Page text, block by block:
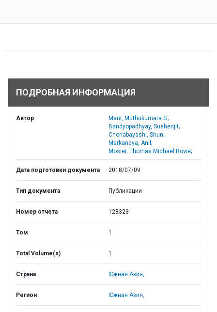
ПОДРОБНАЯ ИНФОРМАЦИЯ
Автор
Mani, Muthukumara S.;
Bandyopadhyay, Sushenjit;
Chonabayashi, Shun;
Markandya, Anil;
Mosier, Thomas Michael Rowe;
Дата подготовки документа 2018/07/09
Тип документа Публикации
Номер отчета 128323
Том 1
Total Volume(s) 1
Страна Южная Азия,
Регион Южная Азия,